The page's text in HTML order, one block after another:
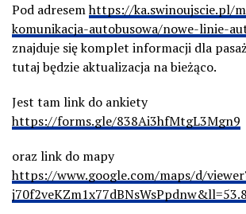
Pod adresemhttps://ka.swinoujscie.pl/
komunikacja-autobusowa/nowe-linie-
znajduje się komplet informacji dla
tutaj będzie aktualizacja na bieżąco.
Jest tam link do ankiety
https://forms.gle/838Ai3hfMtgL3Mgn9
oraz link do mapy
https://www.google.com/maps/d/